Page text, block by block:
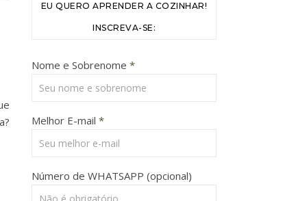
EU QUERO APRENDER A COZINHAR!
INSCREVA-SE:
Nome e Sobrenome *
Melhor E-mail *
Número de WHATSAPP (opcional)